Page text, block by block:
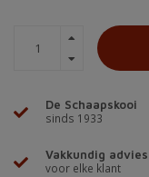
De Schaapskooi
sinds 1933
Vakkundig advies
voor elke klant